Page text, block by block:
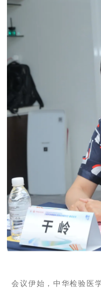
会议伊始，中华检验医